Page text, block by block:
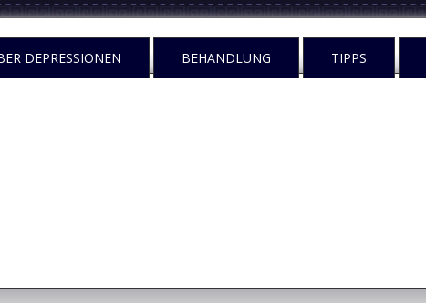
DEPRESSIONEN BEHANDLUNG TIPPS